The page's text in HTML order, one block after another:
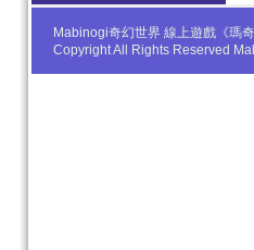
Mabinogi奇幻世界 線上遊戲《瑪
Copyright All Rights Reserved